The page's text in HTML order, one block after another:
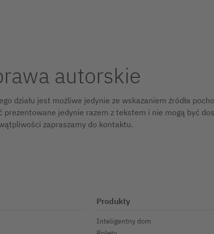
autorskie
działu jest możliwe jedynie ze wskazaniem źródła
prezentowane jedynie razem z tekstem i nie mogą być
zapraszamy do kontaktu.
Produkty
Inteligentny dom